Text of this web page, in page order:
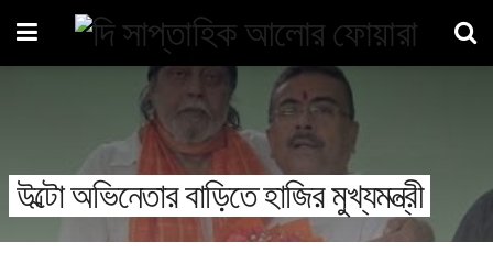
উল্টো অভিনেতার বাড়িতে হাজির মুখ্যমন্ত্রী